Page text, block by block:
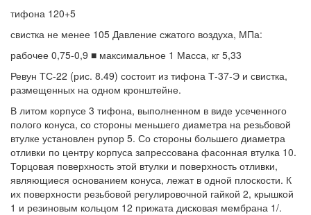
тифона 120+5
свистка не менее 105 Давление сжатого воздуха, МПа:
рабочее 0,75-0,9 ■ максимальное 1 Масса, кг 5,33
Ревун ТС-22 (рис. 8.49) состоит из тифона Т-37-Э и свистка,
размещенных на одном кронштейне.
В литом корпусе 3 тифона, выполненном в виде усеченного
полого конуса, со стороны меньшего диаметра на резьбовой
втулке установлен рупор 5. Со стороны большего диаметра
отливки по центру корпуса запрессована фасонная втулка 10.
Торцовая поверхность этой втулки и поверхность отливки,
являющиеся основанием конуса, лежат в одной плоскости. К
их поверхности резьбовой регулировочной гайкой 2, крышкой
1 и резиновым кольцом 12 прижата дисковая мембрана 1/.